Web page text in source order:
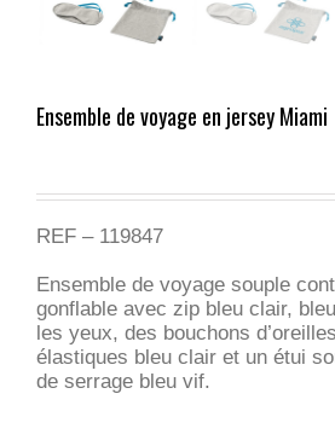
Ensemble de voyage en jersey Miami
REF – 119847
Ensemble de voyage souple
gonflable avec zip bleu clair,
les yeux, des bouchons
élastiques bleu clair et un étui
de serrage bleu vif.